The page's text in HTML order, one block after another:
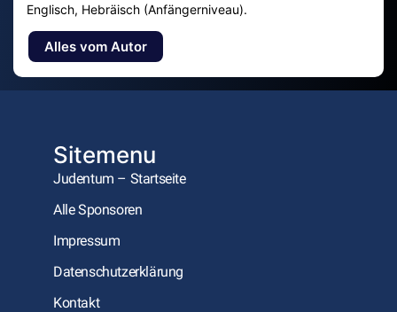
Englisch, Hebräisch (Anfängerniveau).
Alles vom Autor
Sitemenu
Judentum – Startseite
Alle Sponsoren
Impressum
Datenschutzerklärung
Kontakt